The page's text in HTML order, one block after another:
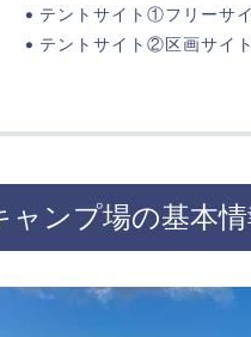
テントサイト①フリーサ
テントサイト②区画サイ
ャンプ場の基本